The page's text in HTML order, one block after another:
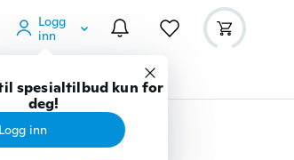
Logg
inn
spesialtilbud kun for
deg!
Logg inn
Verktøy